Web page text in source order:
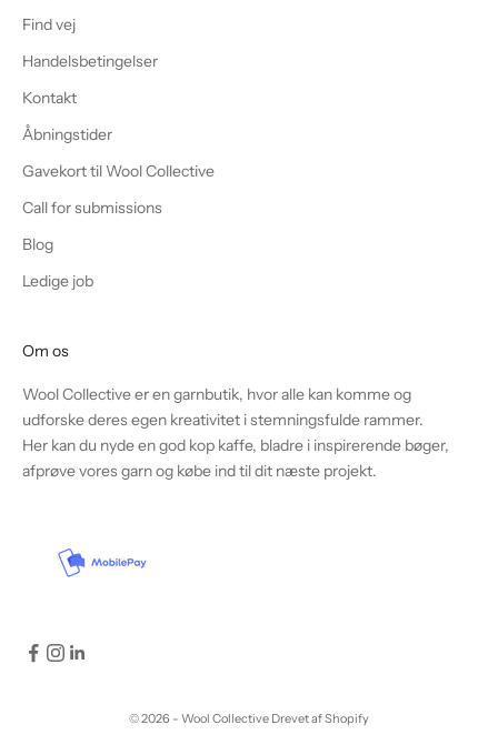
Find vej
Handelsbetingelser
Kontakt
Åbningstider
Gavekort til Wool Collective
Call for submissions
Blog
Ledige job
Om os
Wool Collective er en garnbutik, hvor alle kan komme og
udforske deres egen kreativitet i stemningsfulde rammer.
Her kan du nyde en god kop kaffe, bladre i inspirerende bøger,
afprøve vores garn og købe ind til dit næste projekt.
© 2026 - Wool Collective Drevet af Shopify